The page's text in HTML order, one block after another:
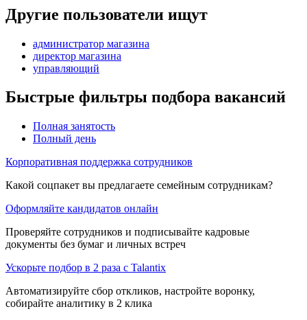
Другие пользователи ищут
администратор магазина
директор магазина
управляющий
Быстрые фильтры подбора вакансий
Полная занятость
Полный день
Корпоративная поддержка сотрудников
Какой соцпакет вы предлагаете семейным сотрудникам?
Оформляйте кандидатов онлайн
Проверяйте сотрудников и подписывайте кадровые
документы без бумаг и личных встреч
Ускорьте подбор в 2 раза с Talantix
Автоматизируйте сбор откликов, настройте воронку,
собирайте аналитику в 2 клика